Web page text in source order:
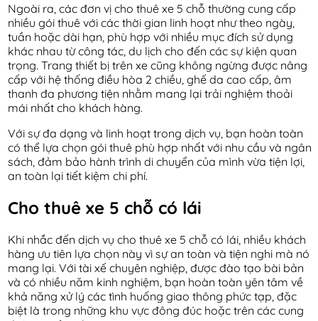
Ngoài ra, các đơn vị cho thuê xe 5 chỗ thường cung cấp
nhiều gói thuê với các thời gian linh hoạt như theo ngày,
tuần hoặc dài hạn, phù hợp với nhiều mục đích sử dụng
khác nhau từ công tác, du lịch cho đến các sự kiện quan
trọng. Trang thiết bị trên xe cũng không ngừng được nâng
cấp với hệ thống điều hòa 2 chiều, ghế da cao cấp, âm
thanh đa phương tiện nhằm mang lại trải nghiệm thoải
mái nhất cho khách hàng.
Với sự đa dạng và linh hoạt trong dịch vụ, bạn hoàn toàn
có thể lựa chọn gói thuê phù hợp nhất với nhu cầu và ngân
sách, đảm bảo hành trình di chuyển của mình vừa tiện lợi,
an toàn lại tiết kiệm chi phí.
Cho thuê xe 5 chỗ có lái
Khi nhắc đến dịch vụ cho thuê xe 5 chỗ có lái, nhiều khách
hàng ưu tiên lựa chọn này vì sự an toàn và tiện nghi mà nó
mang lại. Với tài xế chuyên nghiệp, được đào tạo bài bản
và có nhiều năm kinh nghiệm, bạn hoàn toàn yên tâm về
khả năng xử lý các tình huống giao thông phức tạp, đặc
biệt là trong những khu vực đông đúc hoặc trên các cung